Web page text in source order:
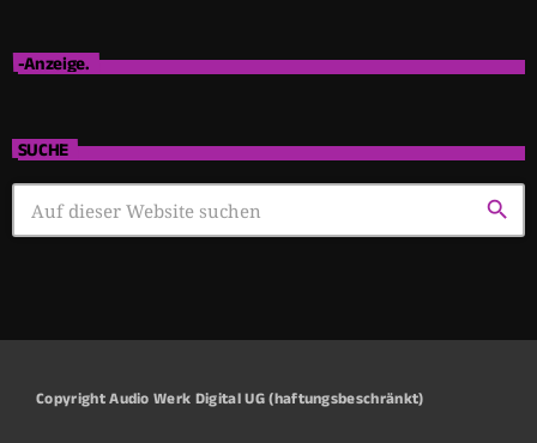
-Anzeige.
SUCHE
search
Copyright Audio Werk Digital UG (haftungsbeschränkt)